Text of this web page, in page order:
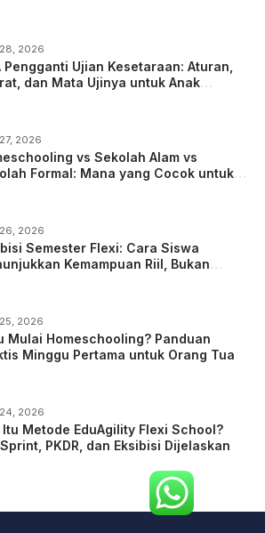
2026
Pengganti Ujian Kesetaraan: Aturan,
dan Mata Ujinya untuk Anak
2026
vs Sekolah Alam vs
Formal: Mana yang Cocok untuk
2026
Semester Flexi: Cara Siswa
Kemampuan Riil, Bukan
2026
Mulai Homeschooling? Panduan
Minggu Pertama untuk Orang Tua
2026
Itu Metode EduAgility Flexi School?
Sprint, PKDR, dan Eksibisi Dijelaskan